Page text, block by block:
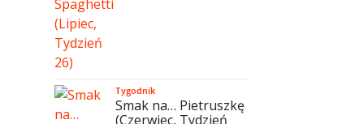
Tygodnik
Smak na… Pietruszkę
(Czerwiec, Tydzień